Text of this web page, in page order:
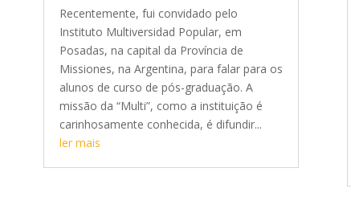
Recentemente, fui convidado pelo
Instituto Multiversidad Popular, em
Posadas, na capital da Província de
Missiones, na Argentina, para falar para os
alunos de curso de pós-graduação. A
missão da “Multi”, como a instituição é
carinhosamente conhecida, é difundir...
ler mais